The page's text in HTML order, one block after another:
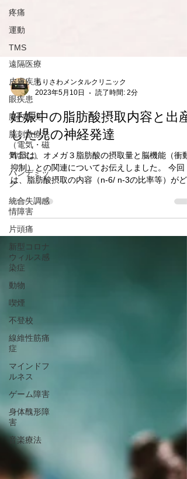
疼痛
運動
TMS
遠隔医療
皮膚疾患
眼疾患
腸内環境
脳刺激療法
（電気・磁
気含む）
パンデミッ
ク
統合失調感
情障害
片頭痛
新型コロナ
ウィルス感
染症
動物
喫煙
不登校
線維性筋痛
症
マインドフ
ルネス
ゲーム障害
身体醜形障
害
音楽療法
もりさわメンタルクリニック
2023年5月10日
読了時間: 2分
妊娠中の脂肪酸摂取内容と出産
した児の神経発達
昨日は、オメガ３脂肪酸の摂取量と脳機能（衝動
抑制）との関連についてお伝えしました。 今回
は、脂肪酸摂取の内容（n-6/ n-3の比率等）がど
た内容です。 Association between maternal
intake...